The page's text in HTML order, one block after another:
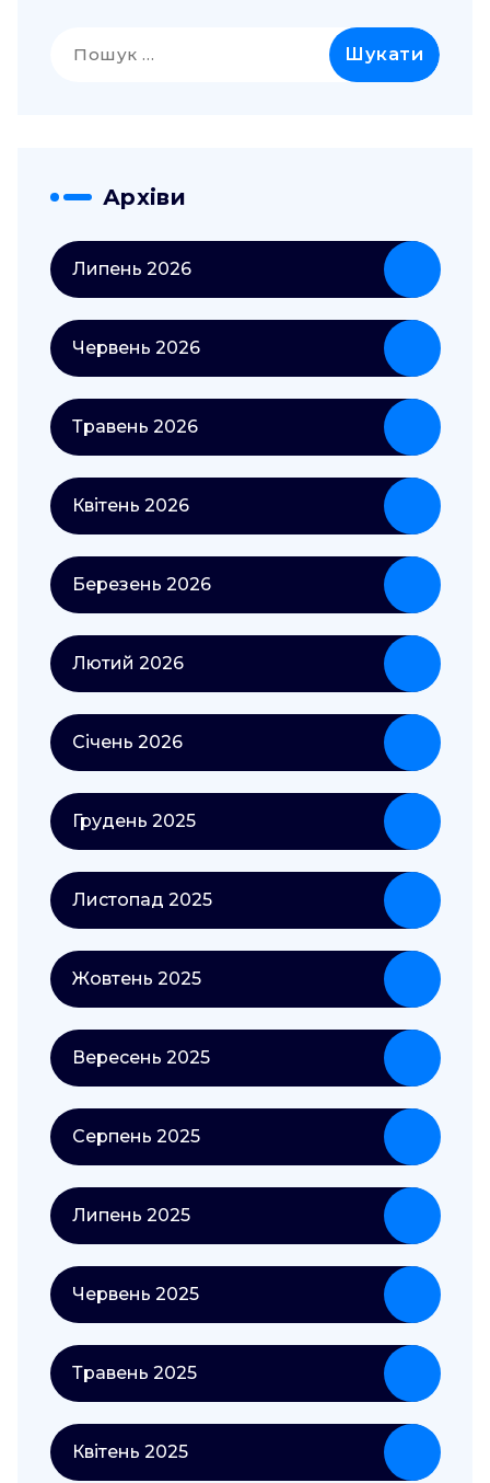
Архіви
Липень 2026
Червень 2026
Травень 2026
Квітень 2026
Березень 2026
Лютий 2026
Січень 2026
Грудень 2025
Листопад 2025
Жовтень 2025
Вересень 2025
Серпень 2025
Липень 2025
Червень 2025
Травень 2025
Квітень 2025